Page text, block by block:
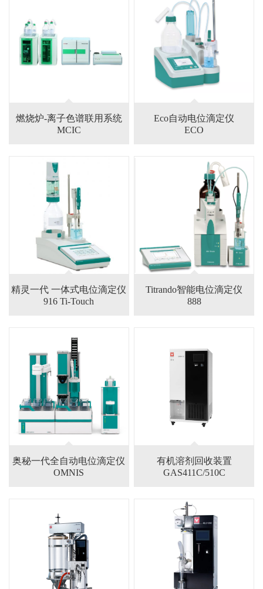
燃烧炉-离子色谱联用系统
MCIC
Eco自动电位滴定仪
ECO
精灵一代 一体式电位滴定仪
916 Ti-Touch
Titrando智能电位滴定仪
888
奥秘一代全自动电位滴定仪
OMNIS
有机溶剂回收装置
GAS411C/510C